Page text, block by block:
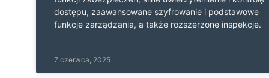
dostępu, zaawansowane szyfrowanie i podstawowe
funkcje zarządzania, a także rozszerzone inspekcje.
7 czerwca, 2025